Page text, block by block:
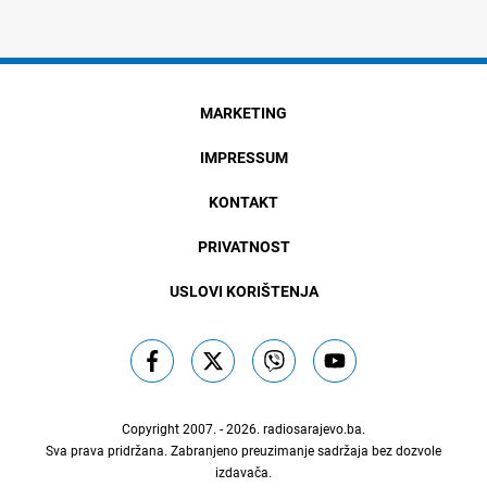
MARKETING
IMPRESSUM
KONTAKT
PRIVATNOST
USLOVI KORIŠTENJA
Copyright 2007. - 2026. radiosarajevo.ba.
Sva prava pridržana. Zabranjeno preuzimanje sadržaja bez dozvole
izdavača.